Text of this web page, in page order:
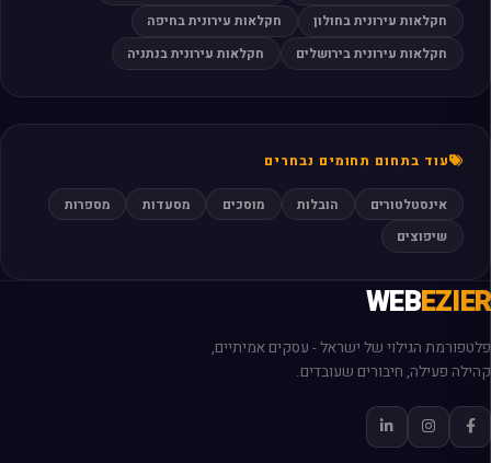
חקלאות עירונית בחולון
חקלאות עירונית בחיפה
חקלאות עירונית בירושלים
חקלאות עירונית בנתניה
עוד בתחום תחומים נבחרים
אינסטלטורים הובלות מוסכים מסעדות
מספרות
שיפוצים
WEBEZIER
פלטפורמת הגילוי של ישראל - עסקים אמיתיים,
קהילה פעילה, חיבורים שעובדים.